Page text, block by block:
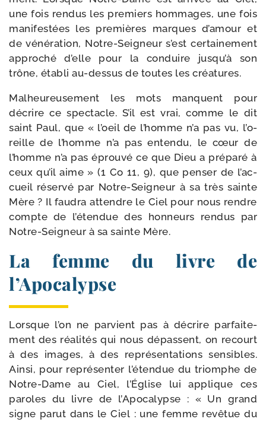
une fois ren­dus les pre­miers hom­mages, une fois
mani­fes­tées les pre­mières marques d’a­mour et
de véné­ra­tion, Notre-​Seigneur s’est cer­tai­ne­ment
appro­ché d’elle pour la conduire jus­qu’à son
trône, éta­bli au-​dessus de toutes les créatures.
Malheureusement les mots manquent pour
décrire ce spec­tacle. S’il est vrai, comme le dit
saint Paul, que « l’oeil de l’homme n’a pas vu, l’o­
reille de l’homme n’a pas enten­du, le cœur de
l’homme n’a pas éprou­vé ce que Dieu a pré­pa­ré à
ceux qu’il aime » (1 Co 11, 9), que pen­ser de l’ac­
cueil réser­vé par Notre-​Seigneur à sa très sainte
Mère ? Il fau­dra attendre le Ciel pour nous rendre
compte de l’é­ten­due des hon­neurs ren­dus par
Notre-​Seigneur à sa sainte Mère.
La femme du livre de
l’Apocalypse
Lorsque l’on ne par­vient pas à décrire par­fai­te­
ment des réa­li­tés qui nous dépassent, on recourt
à des images, à des repré­sen­ta­tions sen­sibles.
Ainsi, pour repré­sen­ter l’é­ten­due du triomphe de
Notre-​Dame au Ciel, l’Église lui applique ces
paroles du livre de l’Apocalypse : « Un grand
signe parut dans le Ciel : une femme revê­tue du